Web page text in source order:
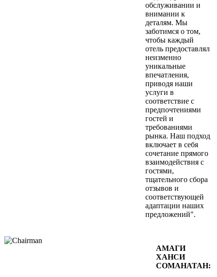
обслуживании и
внимании к
деталям. Мы
заботимся о том,
чтобы каждый
отель предоставлял
неизменно
уникальные
впечатления,
приводя наши
услуги в
соответствие с
предпочтениями
гостей и
требованиями
рынка. Наш подход
включает в себя
сочетание прямого
взаимодействия с
гостями,
тщательного сбора
отзывов и
соответствующей
адаптации наших
предложений".
АМАГИ
ХАНСИ
СОМАНАТАН: